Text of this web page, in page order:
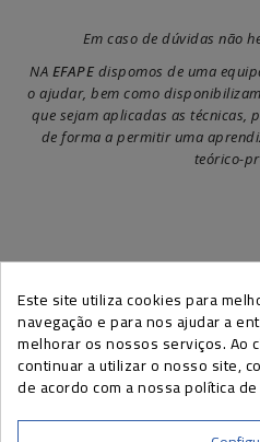
Em caso de dúvidas não
NA EFAPE dispomos de uma
o ajudar, bem como
que sejam aplicadas as técnicas,
de forma a permitir uma
teórico-
SUBSCREVA A
presente nas
Este site utiliza cookies para
navegação e para nos ajudar a
melhorar os nossos serviços. Ao
continuar a utilizar o nosso site,
de acordo com a nossa política